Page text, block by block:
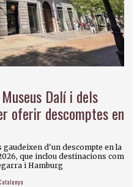
Dalí i dels
oferir descomptes en
d'un descompte en la
que inclou destinacions com
i Hamburg